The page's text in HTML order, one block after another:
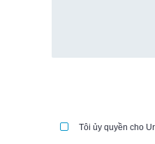
Tôi ủy quyền cho